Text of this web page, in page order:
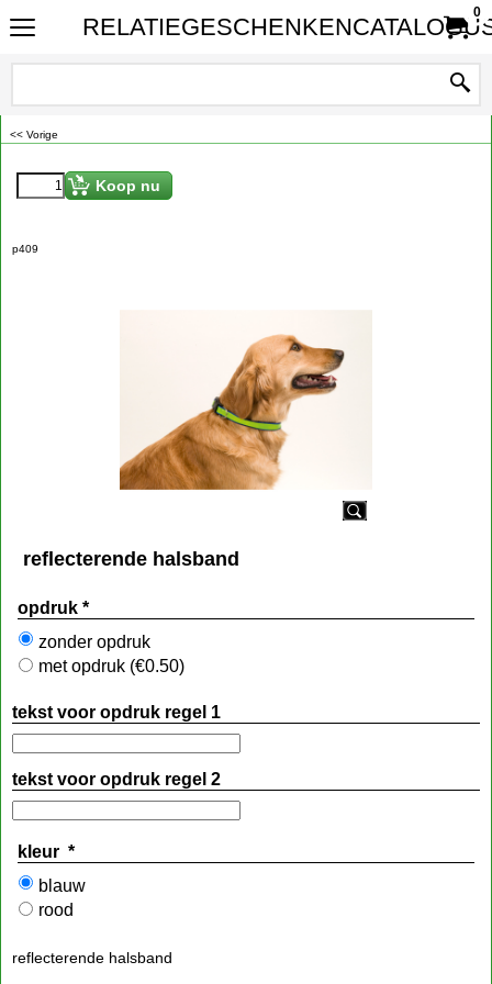
0
<< Vorige
Koop nu
p409
reflecterende halsband
opdruk *
zonder opdruk
met opdruk (€0.50)
tekst voor opdruk regel 1
tekst voor opdruk regel 2
kleur *
blauw
rood
reflecterende halsband